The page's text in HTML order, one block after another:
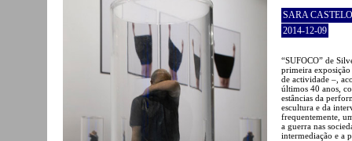
SARA
2014-12-09
“SUFOCO” de
primeira
de actividade –,
últimos 40 anos,
estâncias da
escultura e da
frequentemente,
a guerra nas
intermediação e a